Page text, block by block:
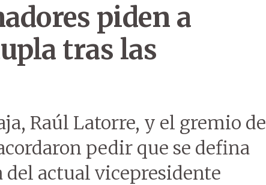
piden a
tras las
Raúl Latorre, y el gremio de
pedir que se defina
actual vicepresidente